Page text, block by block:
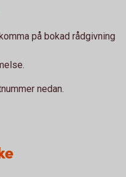
på bokad rådgivning
nedan.